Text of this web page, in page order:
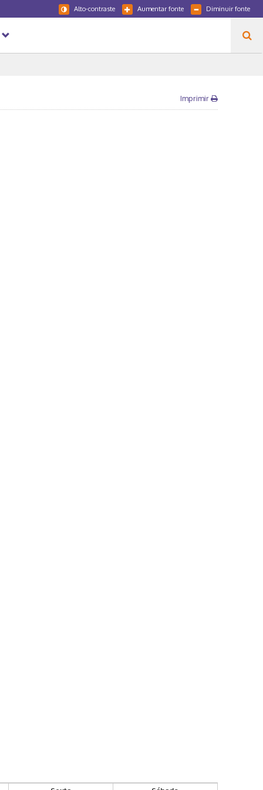
Diminuir fonte
Aumentar fonte
Alto-contraste
Imprimir